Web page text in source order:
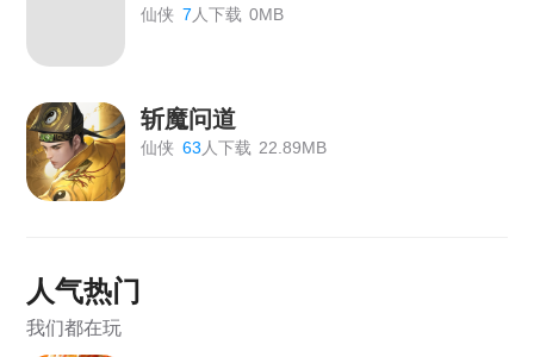
仙侠 7 人下载 0MB
斩魔问道
仙侠 63人下载 22.89MB
人气热门
我们都在玩